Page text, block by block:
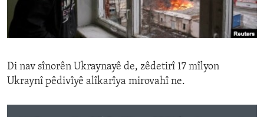
ENVIRONMENT AND HEALTH
IDEALS AND INSTITUTIONS
Di nav sînorên Ukraynayê de, zêdetirî 17 mîlyon
Ukraynî pêdivîyê alîkarîya mirovahî ne.